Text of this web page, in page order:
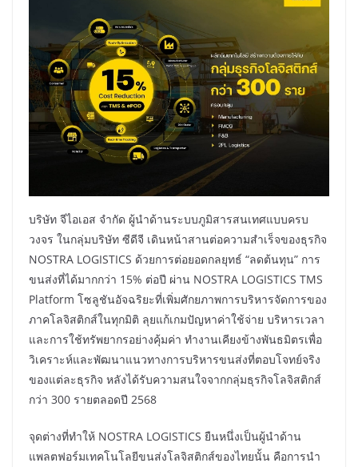
บริษัท จีไอเอส จำกัด ผู้นำด้านระบบภูมิสารสนเทศแบบครบ
วงจร ในกลุ่มบริษัท ซีดีจี เดินหน้าสานต่อความสำเร็จของธุรกิจ
NOSTRA LOGISTICS ด้วยการต่อยอดกลยุทธ์ “ลดต้นทุน” การ
ขนส่งที่ได้มากกว่า 15% ต่อปี ผ่าน NOSTRA LOGISTICS TMS
Platform โซลูชันอัจฉริยะที่เพิ่มศักยภาพการบริหารจัดการของ
ภาคโลจิสติกส์ในทุกมิติ ลุยแก้เกมปัญหาค่าใช้จ่าย บริหารเวลา
และการใช้ทรัพยากรอย่างคุ้มค่า ทำงานเคียงข้างพันธมิตรเพื่อ
วิเคราะห์และพัฒนาแนวทางการบริหารขนส่งที่ตอบโจทย์จริง
ของแต่ละธุรกิจ หลังได้รับความสนใจจากกลุ่มธุรกิจโลจิสติกส์
กว่า 300 รายตลอดปี 2568
จุดต่างที่ทำให้ NOSTRA LOGISTICS ยืนหนึ่งเป็นผู้นำด้าน
แพลตฟอร์มเทคโนโลยีขนส่งโลจิสติกส์ของไทยนั้น คือการนำ